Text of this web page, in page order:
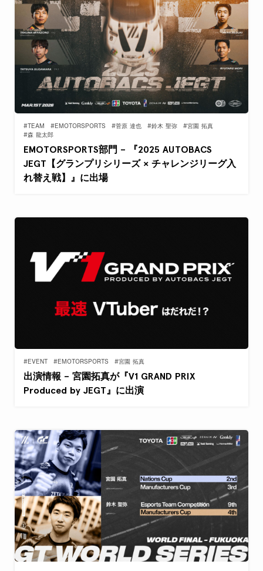
#TEAM #EMOTORSPORTS #菅原 達也 #鈴木 聖弥
#宮園 拓真
#森 龍太郎
EMOTORSPORTS部門 – 『2025 AUTOBACS
JEGT【グランプリシリーズ × チャレンジリーグ入
れ替え戦】』に出場
#EVENT #EMOTORSPORTS #宮園 拓真
出演情報 – 宮園拓真が『V1 GRAND PRIX
Produced by JEGT』に出演